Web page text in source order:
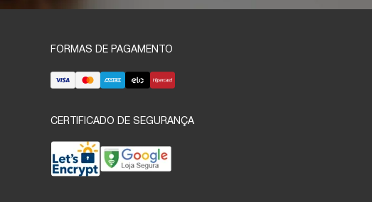
FORMAS DE PAGAMENTO
CERTIFICADO DE SEGURANÇA